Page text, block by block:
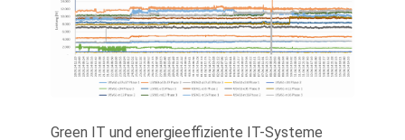
Green IT und energieeffiziente IT-Systeme